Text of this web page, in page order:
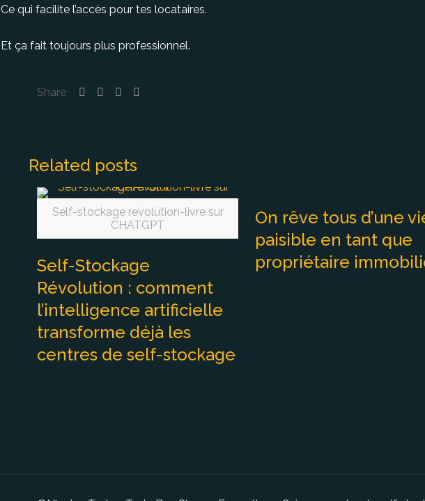
Ce qui facilite l’accès pour tes locataires.
Et ça fait toujours plus professionnel.
Share
Related posts
Self-stockage revolution-livre sur
CHATGPT
Self-Stockage
Révolution : comment
l’intelligence artificielle
transforme déjà les
centres de self-stockage
On rêve tous d’une
paisible en tant que
propriétaire